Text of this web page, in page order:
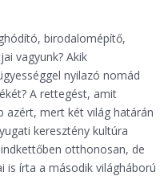
birodalomépítő,
vagyunk? Akik
nyilazó nomád
A rettegést, amit
azért, mert két világ határán
keresztény kultúra
otthonosan, de
is írta a második világháború